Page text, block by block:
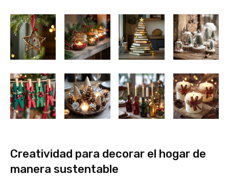
Creatividad para decorar el hogar de
manera sustentable